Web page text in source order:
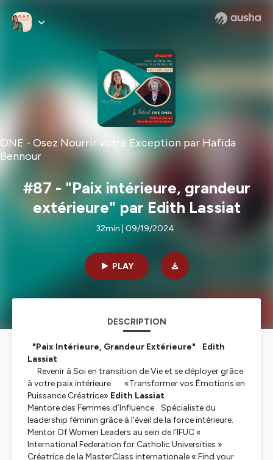
ONE - Osez Nourrir votre Exception par Hafida
Bennour
#87 - "Paix intérieure, grandeur
extérieure" par Edith Lassiat
32min | 09/19/2024
PLAY
DESCRIPTION
"Paix Intérieure, Grandeur Extérieure" Edith
Lassiat
Revenir à Soi en transition de Vie et se déployer grâce
à votre paix intérieure «Transformer vos Émotions en
Puissance Créatrice» Edith Lassiat
Mentore des Femmes d’Influence Spécialiste du
leadership féminin grâce à l'éveil de la force intérieure.
Mentor Of Women Leaders au sein de l’IFUC «
International Federation for Catholic Universities »
Créatrice de la MasterClass internationale « Find your